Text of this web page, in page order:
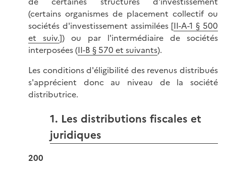
(certains organismes de placement collectif ou
sociétés d'investissement assimilées [II-A-1 § 500
et suiv.]) ou par l'intermédiaire de sociétés
interposées (II-B § 570 et suivants).
Les conditions d'éligibilité des revenus distribués
s'apprécient donc au niveau de la société
distributrice.
1. Les distributions fiscales et
juridiques
200